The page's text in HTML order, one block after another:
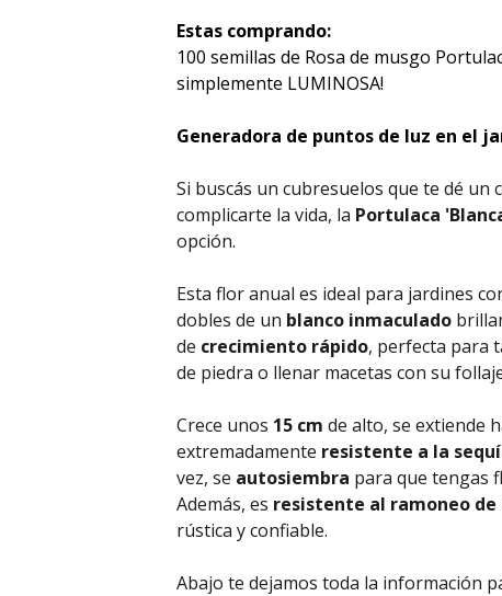
Estas comprando:
100 semillas de Rosa de musgo
simplemente LUMINOSA!
Generadora de puntos de luz en el
Si buscás un cubresuelos que te dé un
complicarte la vida, la Portulaca
opción.
Esta flor anual es ideal para jardines
dobles de un blanco inmaculado
de crecimiento rápido, perfecta para
de piedra o llenar macetas con su
Crece unos 15 cm de alto, se extiende
extremadamente resistente a la
vez, se autosiembra para que tengas
Además, es resistente al ramoneo de
rústica y confiable.
Abajo te dejamos toda la información